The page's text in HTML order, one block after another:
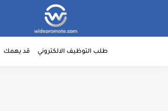
طلب التوظيف الالكتروني قد يهمك